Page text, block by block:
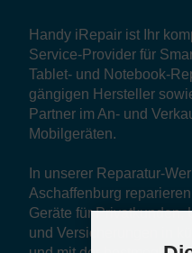
Handy iRepair ist Ihr
Service-Provider für
Tablet- und Notebook-
gängigen Hersteller
Partner im An- und
Mobilgeräten.
In unserer Reparatur-
Aschaffenburg
Geräte für Privatkunden,
und Versicherungen in